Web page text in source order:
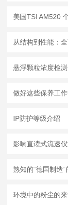
从结构到性能：
IP防护等级介绍
影响直读式流速
熟知的“德国制造
环境中的粉尘的来